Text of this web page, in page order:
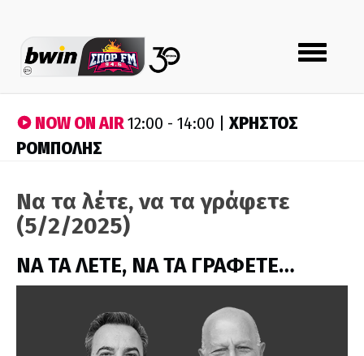
Toggle
navigation
NOW ON AIR12:00 - 14:00 | ΧΡΗΣΤΟΣ
ΡΟΜΠΟΛΗΣ
Να τα λέτε, να τα γράφετε
(5/2/2025)
ΝΑ ΤΑ ΛΕΤΕ, ΝΑ ΤΑ ΓΡΑΦΕΤΕ…